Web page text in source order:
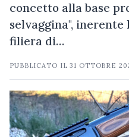
concetto alla base
selvaggina",
filiera di…
PUBBLICATO IL31 OTTOBRE